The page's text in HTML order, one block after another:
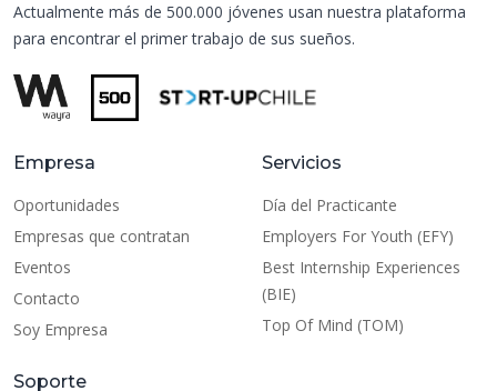
Actualmente más de 500.000 jóvenes usan nuestra plataforma
para encontrar el primer trabajo de sus sueños.
Empresa
Oportunidades
Empresas que contratan
Eventos
Contacto
Soy Empresa
Servicios
Día del Practicante
Employers For Youth (EFY)
Best Internship Experiences
(BIE)
Top Of Mind (TOM)
Soporte